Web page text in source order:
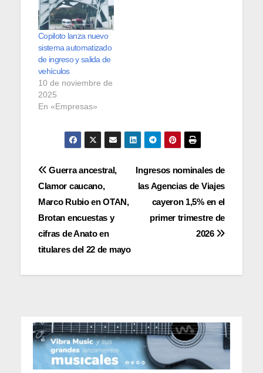
Copiloto lanza nuevo
sistema automatizado
de ingreso y salida de
vehículos
10 de noviembre de
2025
En «Empresas»
Navegación
de
entradas
Ingresos nominales de
las Agencias de Viajes
cayeron 1,5% en el
primer trimestre de
2026
Guerra ancestral,
Clamor caucano,
Marco Rubio en OTAN,
Brotan encuestas y
cifras de Anato en
titulares del 22 de mayo